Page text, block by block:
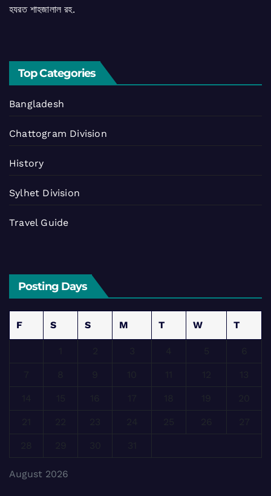
হযরত শাহজালাল রহ.
Top Categories
Bangladesh
Chattogram Division
History
Sylhet Division
Travel Guide
Posting Days
August 2026
F S S M T W T